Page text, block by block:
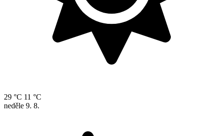
29 °C 11 °C
neděle 9. 8.